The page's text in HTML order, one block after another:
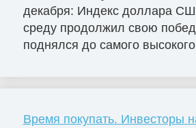
декабря: Индекс доллара
среду продолжил свою
поднялся до самого высокого
Время покупать. Инвесторы